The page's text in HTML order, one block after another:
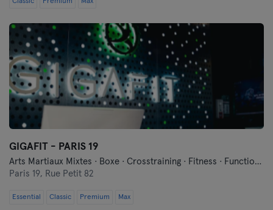
GIGAFIT - PARIS 19
Arts Martiaux Mixtes · Boxe · Crosstraining · Fitness · Functional Training · Pilates · Relaxation
Paris 19, Rue Petit 82
Essential Classic Premium Max